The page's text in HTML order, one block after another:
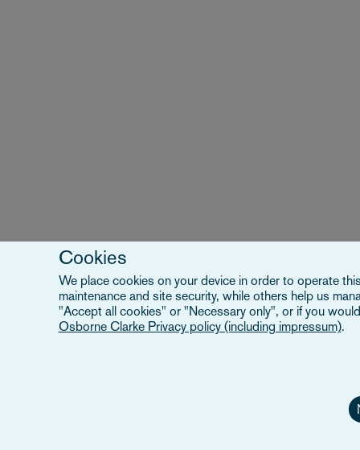
Cookies
We place cookies on your device in order to operate
maintenance and site security, while others help us
"Accept all cookies" or "Necessary only", or if you
Osborne Clarke Privacy policy (including impressum).